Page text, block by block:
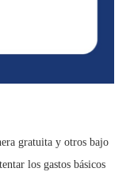
gratuita y otros bajo
los gastos básicos